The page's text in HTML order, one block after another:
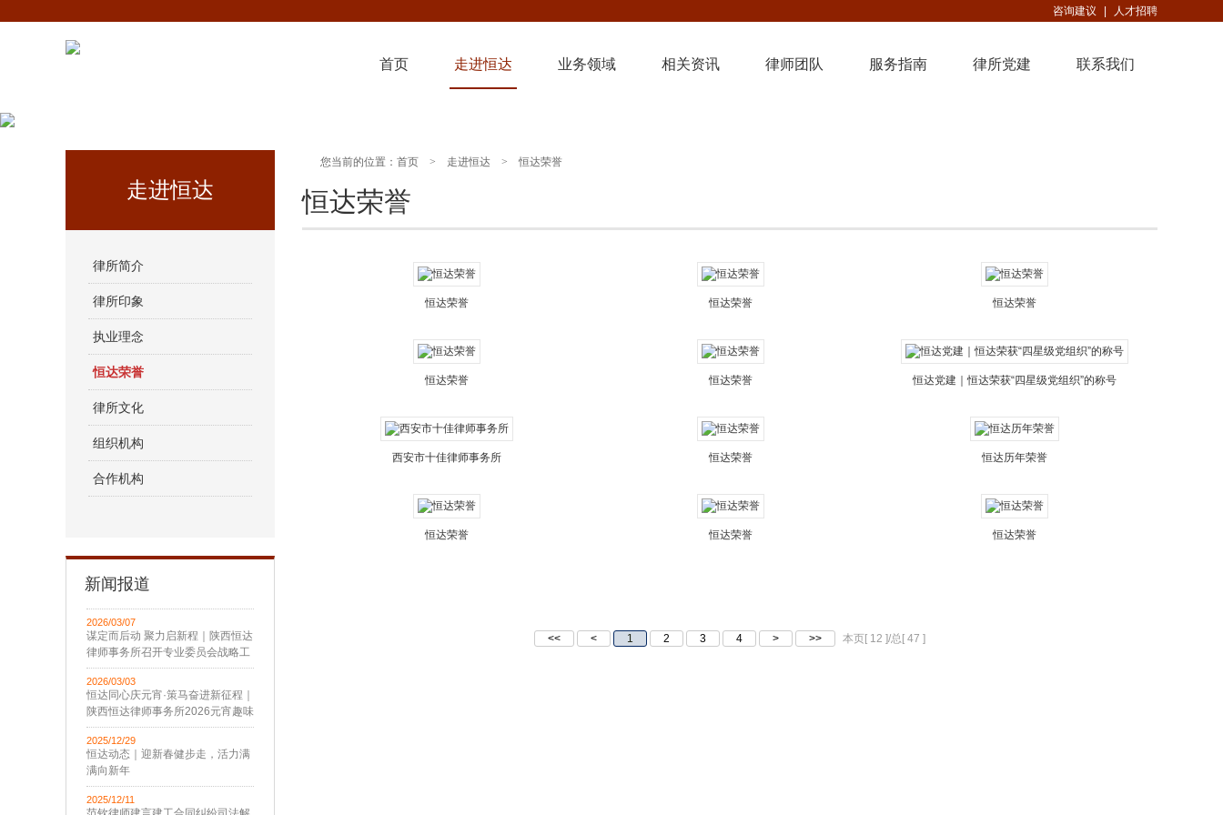
咨询建议 人才招聘
首页 走进恒达 业务领域 相关资讯 律师团队 服务指南 律所党建 联系我们
走进恒达
律所简介
律所印象
执业理念
恒达荣誉
律所文化
组织机构
合作机构
新闻报道
2026/03/07
谋定而后动 聚力启新程｜陕西恒达
律师事务所召开专业委员会战略工
作会议
2026/03/03
恒达同心庆元宵·策马奋进新征程｜
陕西恒达律师事务所2026元宵趣味
活动圆满举办
2025/12/29
恒达动态｜迎新春健步走，活力满
满向新年
2025/12/11
您当前的位置： 首页 > 走进恒达 > 恒达荣誉
恒达荣誉
恒达荣誉 恒达荣誉 恒达荣誉
恒达荣誉 恒达荣誉 恒达党建｜恒达荣获“四星级党组织”的称号
西安市十佳律师事务所 恒达荣誉 恒达历年荣誉
恒达荣誉 恒达荣誉 恒达荣誉
<< < 1 2 3 4 > >> 本页[ 12 ]/总[ 47 ]